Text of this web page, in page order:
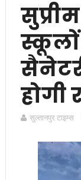
होगी
सुल्तानपुर टाइम्स